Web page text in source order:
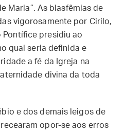
Maria”. As blasfêmias de
vigorosamente por Cirilo,
Pontífice presidiu ao
qual seria definida e
a fé da Igreja na
divina da toda
e dos demais leigos de
opor-se aos erros